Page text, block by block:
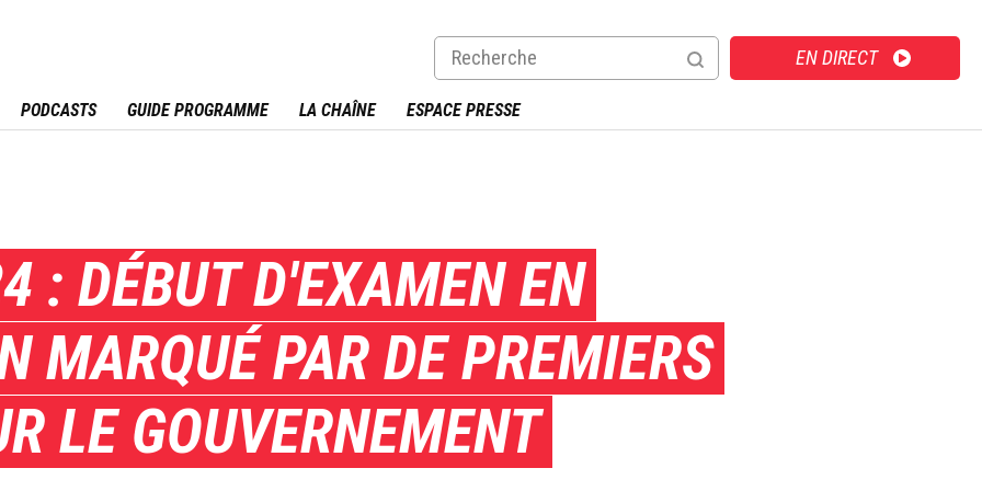
EN DIRECT
PODCASTS GUIDE PROGRAMME LA CHAÎNE ESPACE PRESSE
: DÉBUT D'EXAMEN EN
MARQUÉ PAR DE PREMIERS
LE GOUVERNEMENT